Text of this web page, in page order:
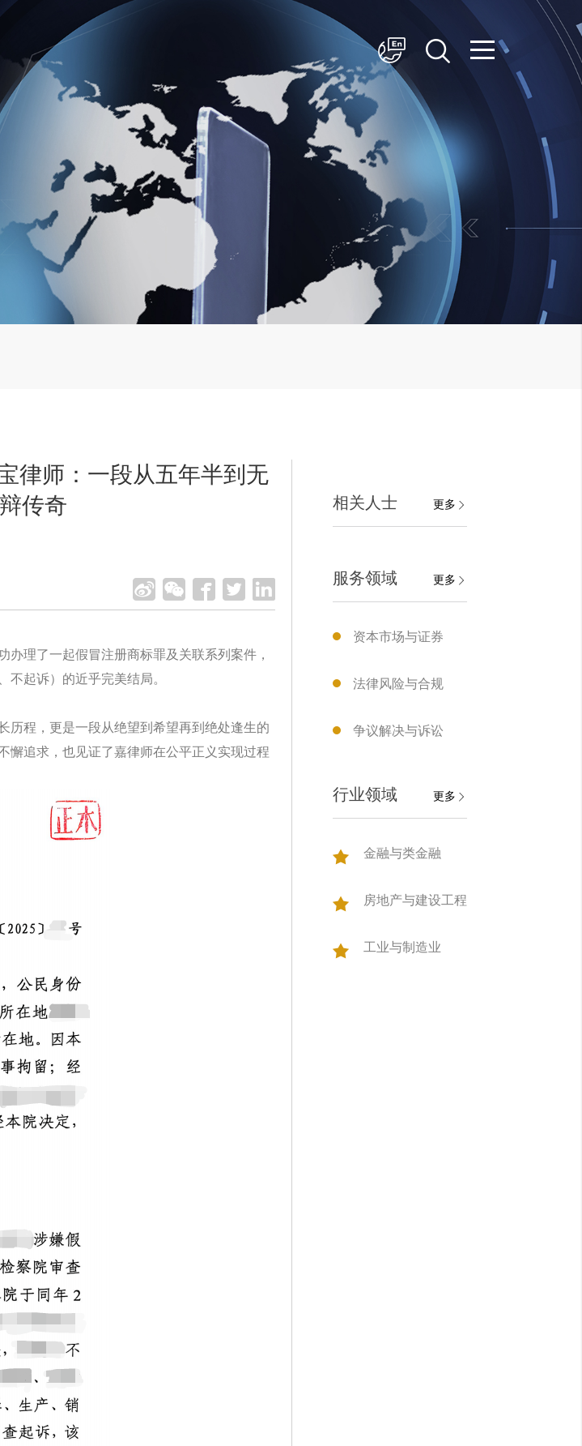
简体中文
律师：一段从五年半到无
传奇
办理了一起假冒注册商标罪及关联系列案件，
起诉）的近乎完美结局。
历程，更是一段从绝望到希望再到绝处逢生的
懈追求，也见证了嘉律师在公平正义实现过程
相关人士 更多
服务领域 更多
资本市场与证券
法律风险与合规
争议解决与诉讼
行业领域 更多
金融与类金融
房地产与建设工程
工业与制造业